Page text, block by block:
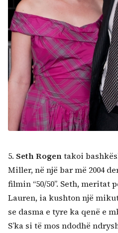
5. Seth Rogentakoi
Miller, në një bar më 2004
filmin “50/50”. Seth, meritat
Lauren, ia kushton një
se dasma e tyre ka qenë e
S’ka si të mos ndodhë